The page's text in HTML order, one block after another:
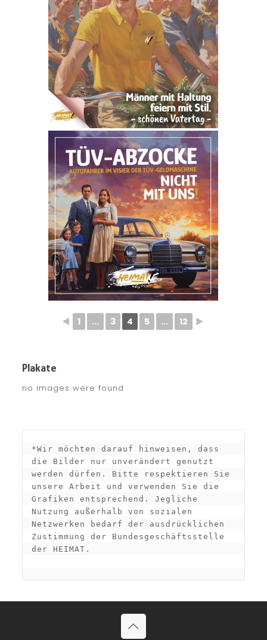
◄ 1 ... 3 4 5 ... 12 ►
Plakate
no images were found
*Wir möchten darauf hinweisen, dass
die Bilder nur unverändert genutzt
werden dürfen. Bitte respektieren Sie
unsere Arbeit und verwenden Sie die
Grafiken entsprechend. Jegliche
Nutzung außerhalb von sozialen
Netzwerken bedarf der ausdrücklichen
Zustimmung der Bundesgeschäftsstelle
der HEIMAT.